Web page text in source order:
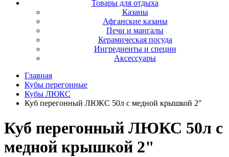
Товары для отдыха
Казаны
Афганские казаны
Печи и мангалы
Керамическая посуда
Ингредиенты и специи
Аксессуары
Главная
Кубы перегонные
Кубы ЛЮКС
Куб перегонный ЛЮКС 50л с медной крышкой 2"
Куб перегонный ЛЮКС 50л с
медной крышкой 2"